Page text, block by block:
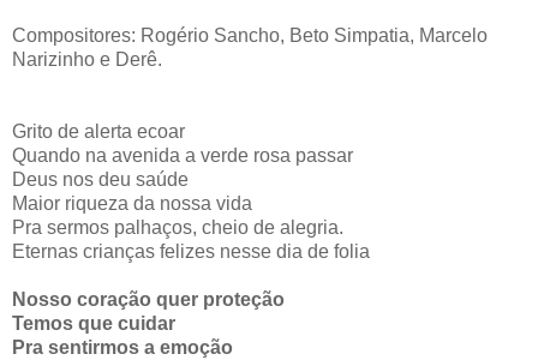
Compositores: Rogério Sancho, Beto Simpatia, Marcelo
Narizinho e Derê.
Grito de alerta ecoar
Quando na avenida a verde rosa passar
Deus nos deu saúde
Maior riqueza da nossa vida
Pra sermos palhaços, cheio de alegria.
Eternas crianças felizes nesse dia de folia
Nosso coração quer proteção
Temos que cuidar
Pra sentirmos a emoção